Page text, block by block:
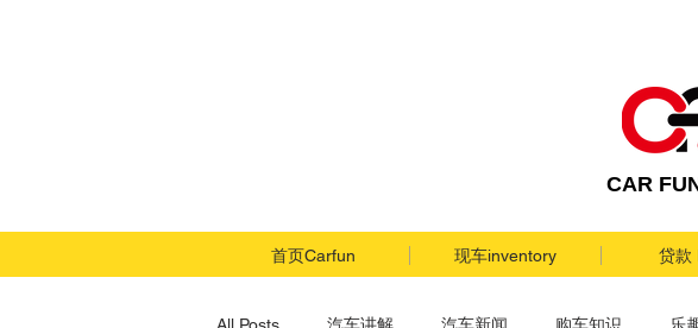
CAR
首页Carfun 现车inventory 贷款
All Posts 汽车讲解 汽车新闻 购车知识 乐